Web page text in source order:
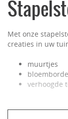
Met onze
creaties in uw
muurtjes
verhoogde
zelfs een